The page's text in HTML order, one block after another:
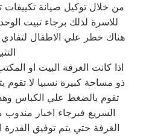
من خلال توكيل صيانة تكييفات
للاسرة لذلك برجاء تبيت
هناك خطر علي الاطفال
اذا كانت الغرفة البيت او
تقوم بالضغط علي الكباس
السريع فبرجاء اخبار
الغرفة حتي يتم توفيق